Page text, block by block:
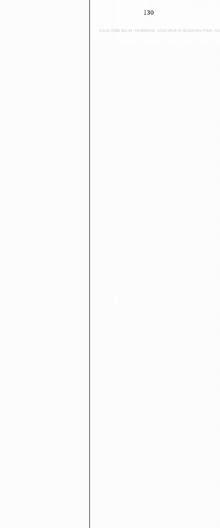
130
© ÉDITIONS BELIN / HUMENSIS. TOUS DROITS RÉSERVÉS POUR